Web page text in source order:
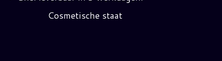
Cosmetische staat